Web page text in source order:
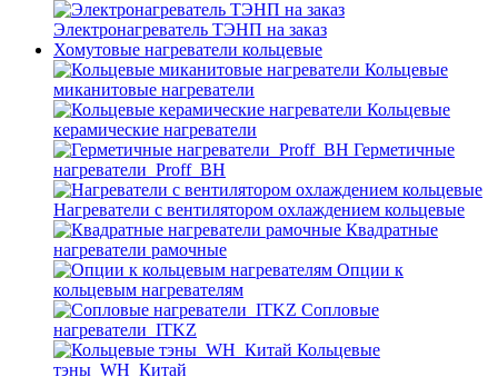
Электронагреватель ТЭНП на заказ
Хомутовые нагреватели кольцевые
Кольцевые
миканитовые нагреватели
Кольцевые
керамические нагреватели
Герметичные
нагреватели_Proff_BH
Нагреватели с вентилятором охлаждением кольцевые
Квадратные
нагреватели рамочные
Опции к
кольцевым нагревателям
Cопловые
нагреватели_ITKZ
Кольцевые
тэны_WH_Китай